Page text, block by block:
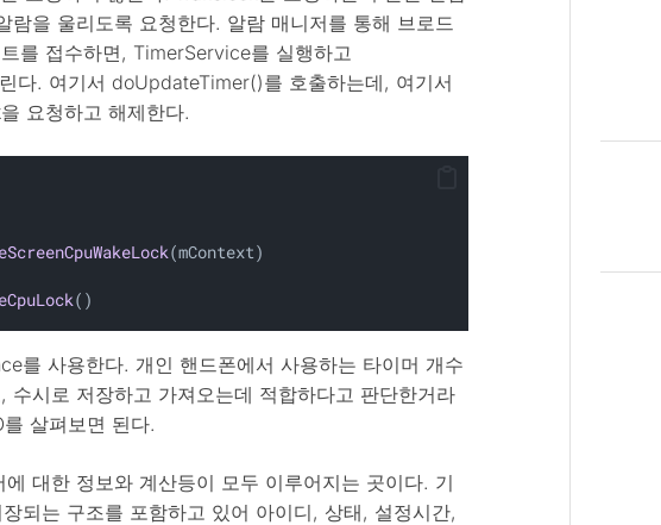
람을 울리도록 요청한다. 알람 매니저를 통해 브로드
를 접수하면, TimerService를 실행하고
다. 여기서 doUpdateTimer()를 호출하는데, 여기서
요청하고 해제한다.
(mContext)
()
를 사용한다. 개인 핸드폰에서 사용하는 타이머 개수
수시로 저장하고 가져오는데 적합하다고 판단한거라
살펴보면 된다.
대한 정보와 계산등이 모두 이루어지는 곳이다. 기
되는 구조를 포함하고 있어 아이디, 상태, 설정시간,